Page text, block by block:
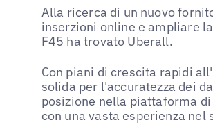
Alla ricerca di un nuovo
inserzioni online e ampliare
F45 ha trovato Uberall.
Con piani di crescita rapidi
solida per l'accuratezza dei
posizione nella piattaforma
con una vasta esperienza